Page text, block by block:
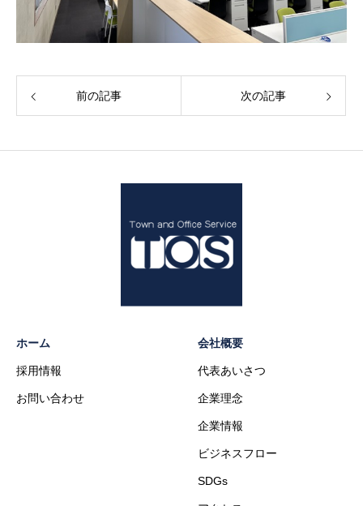
前の記事 次の記事
ホーム
採用情報
お問い合わせ
会社概要
代表あいさつ
企業理念
企業情報
ビジネスフロー
SDGs